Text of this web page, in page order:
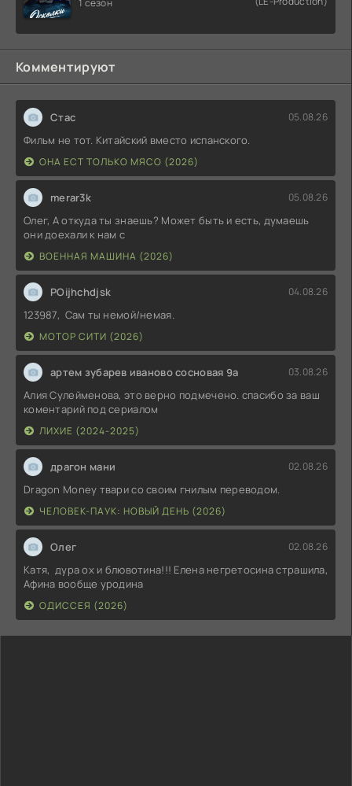
Комментируют
Стас 05.08.26
Фильм не тот. Китайский вместо испанского.
ОНА ЕСТ ТОЛЬКО МЯСО (2026)
merar3k 05.08.26
Олег, А откуда ты знаешь? Может быть и есть, думаешь
они доехали к нам с
ВОЕННАЯ МАШИНА (2026)
POijhchdjsk 04.08.26
123987, Сам ты немой/немая.
МОТОР СИТИ (2026)
артем зубарев иваново сосновая 9а 03.08.26
Алия Сулейменова, это верно подмечено. спасибо за ваш
коментарий под сериалом
ЛИХИЕ (2024-2025)
драгон мани 02.08.26
Dragon Money твари со своим гнилым переводом.
ЧЕЛОВЕК-ПАУК: НОВЫЙ ДЕНЬ (2026)
Олег 02.08.26
Катя, дура ох и блювотина!!! Елена негретосина страшила,
Афина вообще уродина
ОДИССЕЯ (2026)